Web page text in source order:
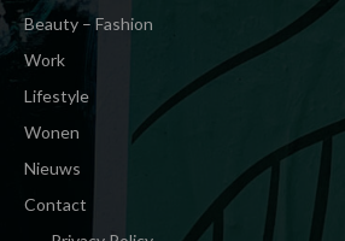
Beauty – Fashion
Work
Lifestyle
Wonen
Nieuws
Contact